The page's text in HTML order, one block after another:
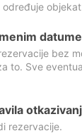
bez
to. Sve
rezervacije.